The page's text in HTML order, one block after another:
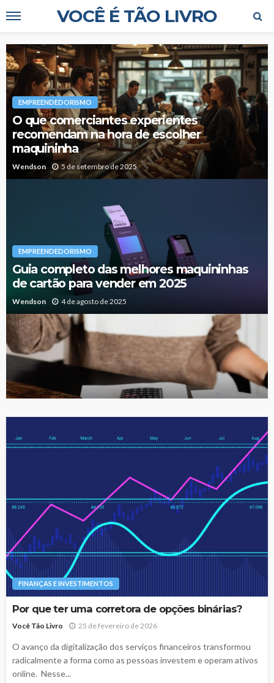
VOCÊ É TÃO LIVRO
EMPREENDEDORISMO
O que comerciantes experientes
recomendam na hora de escolher
maquininha
Wendson 5 de setembro de 2025
EMPREENDEDORISMO
Guia completo das melhores maquininhas
de cartão para vender em 2025
Wendson 4 de agosto de 2025
FINANÇAS E INVESTIMENTOS
Por que ter uma corretora de opções binárias?
Você Tão Livro 25 de fevereiro de 2026
O avanço da digitalização dos serviços financeiros transformou
radicalmente a forma como as pessoas investem e operam ativos
online. Nesse...